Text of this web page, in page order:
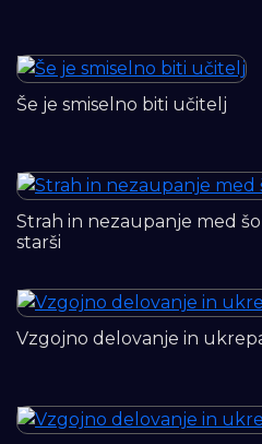
Še je smiselno biti učitelj
Strah in nezaupanje med
starši
Vzgojno delovanje in